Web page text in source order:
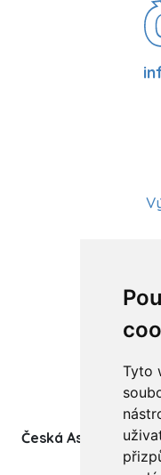
Tyto
Česká Asociace